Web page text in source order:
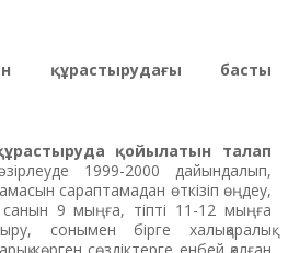
құрастырудағы басты
қойылатын талап
1999-2000 дайындалып,
сараптамадан өткізіп өңдеу,
9 мыңға, тіпті 11-12 мыңға
сонымен бірге халықаралық
көрген сөздіктерге енбей қалған